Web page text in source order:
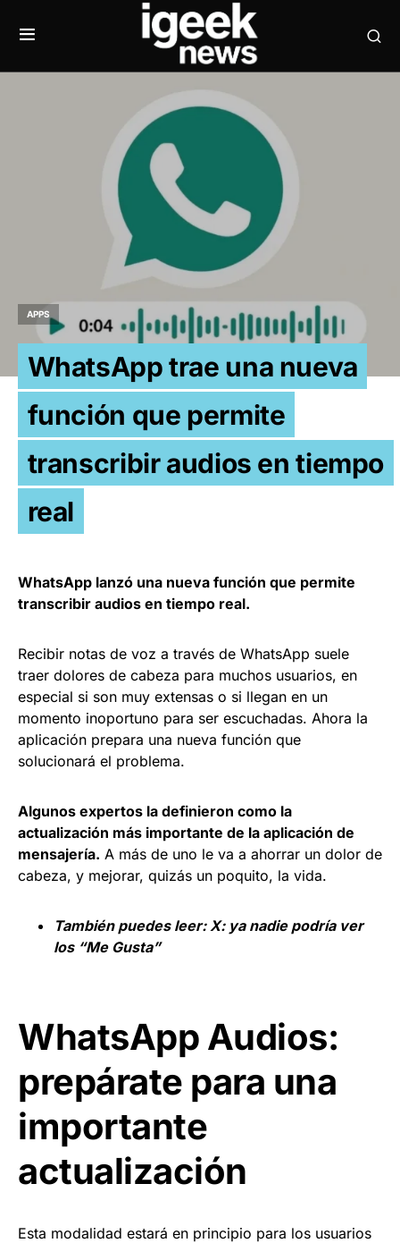
APPS
WhatsApp trae una nueva
función que permite
transcribir audios en tiempo
real
WhatsApp lanzó una nueva función que permite
transcribir audios en tiempo real.
Recibir notas de voz a través de WhatsApp suele
traer dolores de cabeza para muchos usuarios, en
especial si son muy extensas o si llegan en un
momento inoportuno para ser escuchadas. Ahora la
aplicación prepara una nueva función que
solucionará el problema.
Algunos expertos la definieron como la
actualización más importante de la aplicación de
mensajería. A más de uno le va a ahorrar un dolor de
cabeza, y mejorar, quizás un poquito, la vida.
También puedes leer: X: ya nadie podría ver
los “Me Gusta”
WhatsApp Audios:
prepárate para una
importante
actualización
Esta modalidad estará en principio para los usuarios